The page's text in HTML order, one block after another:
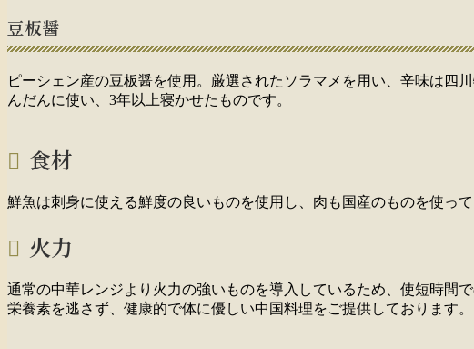
豆板醤
ピーシェン産の豆板醤を使用。厳選されたソラマメを用い、辛味は四
んだんに使い、3年以上寝かせたものです。
食材
鮮魚は刺身に使える鮮度の良いものを使用し、肉も国産のものを使って
火力
通常の中華レンジより火力の強いものを導入しているため、使短時間で
栄養素を逃さず、健康的で体に優しい中国料理をご提供しております。